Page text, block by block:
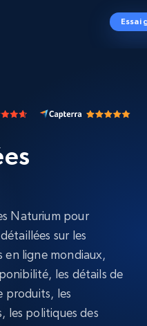
Essai
Naturium pour
sur les
en ligne mondiaux,
les détails de
produits, les
les politiques des